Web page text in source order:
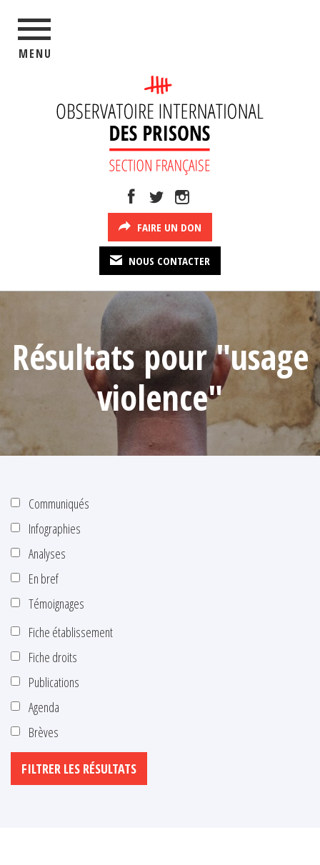
MENU
FAIRE UN DON
NOUS CONTACTER
Résultats pour "usage
violence"
Communiqués
Infographies
Analyses
En bref
Témoignages
Fiche établissement
Fiche droits
Publications
Agenda
Brèves